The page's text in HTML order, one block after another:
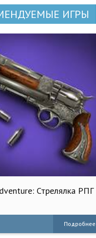
ИГРЫ
Стрелялка РПГ
Подробнее